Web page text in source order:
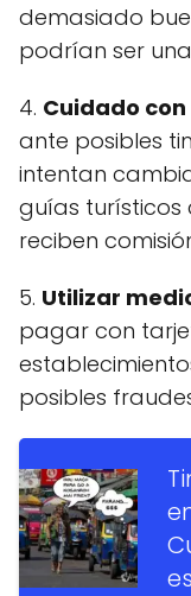
demasiado
podrían ser
4. Cuidado
ante posibles
intentan
guías turísticos
reciben
5. Utilizar
pagar con
posibles